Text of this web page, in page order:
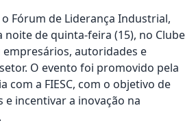
Fórum de Liderança Industrial,
de quinta-feira (15), no Clube
empresários, autoridades e
O evento foi promovido pela
com a FIESC, com o objetivo de
incentivar a inovação na